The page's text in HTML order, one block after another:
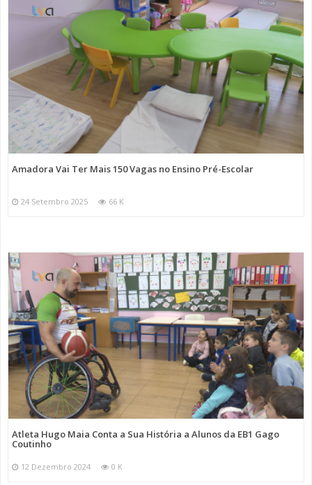
Amadora Vai Ter Mais 150 Vagas no Ensino Pré-Escolar
24 Setembro 2025 66 K
Atleta Hugo Maia Conta a Sua História a Alunos da EB1 Gago
Coutinho
12 Dezembro 2024 0 K